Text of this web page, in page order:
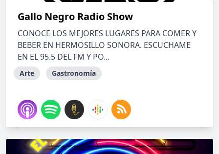
Gallo Negro Radio Show
CONOCE LOS MEJORES LUGARES PARA COMER Y
BEBER EN HERMOSILLO SONORA. ESCUCHAME
EN EL 95.5 DEL FM Y PO...
Arte Gastronomía